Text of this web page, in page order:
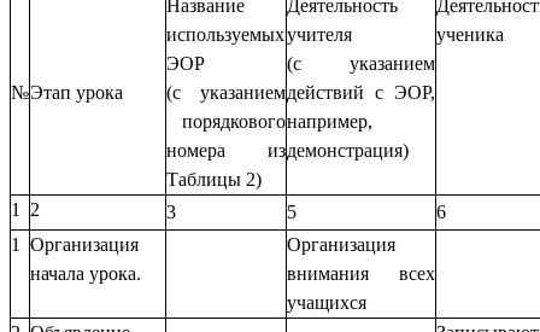
№Этап урока
Название
используемых
ЭОР
(с указанием
порядкового
номера из
Таблицы 2)
Деятельность
учителя
(с указанием
действий с ЭОР,
например,
демонстрация)
ученика
1 2 3 5
6
1 Организация
начала урока.
Организация
внимания всех
учащихся